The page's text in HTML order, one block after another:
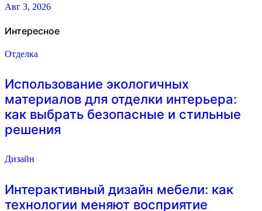
Авг 3, 2026
Интересное
Отделка
Использование экологичных
материалов для отделки интерьера:
как выбрать безопасные и стильные
решения
Дизайн
Интерактивный дизайн мебели: как
технологии меняют восприятие